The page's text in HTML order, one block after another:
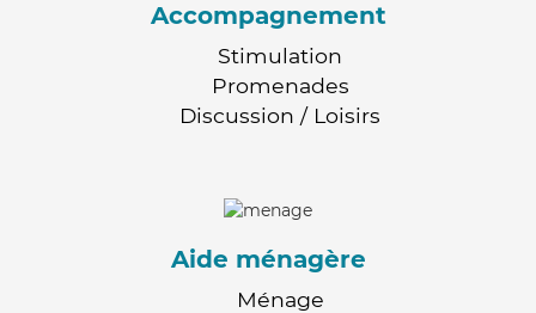
Accompagnement
Stimulation
Promenades
Discussion / Loisirs
Aide ménagère
Ménage